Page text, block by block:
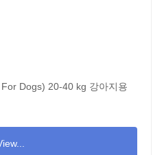
Dogs) 20-40 kg 강아지용